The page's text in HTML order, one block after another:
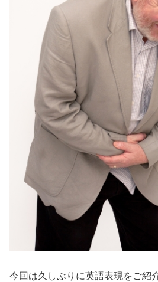
今回は久しぶりに英語表現をご紹